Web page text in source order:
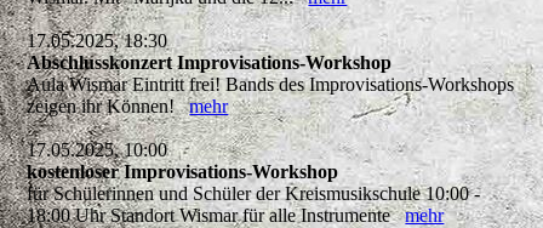
17.05.2025, 18:30
Abschlusskonzert Improvisations-Workshop
Aula Wismar Eintritt frei! Bands des Improvisations-Workshops
zeigen ihr Können!mehr
17.05.2025, 10:00
kostenloser Improvisations-Workshop
für Schülerinnen und Schüler der Kreismusikschule 10:00 -
18:00 Uhr Standort Wismar für alle Instrumentemehr